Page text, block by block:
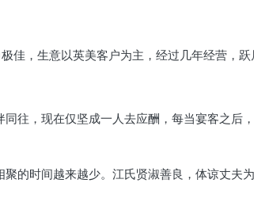
佳，生意以英美客户为主，经过几年经营，跃
往，现在仅坚成一人去应酬，每当宴客之后
的时间越来越少。江氏贤淑善良，体谅丈夫